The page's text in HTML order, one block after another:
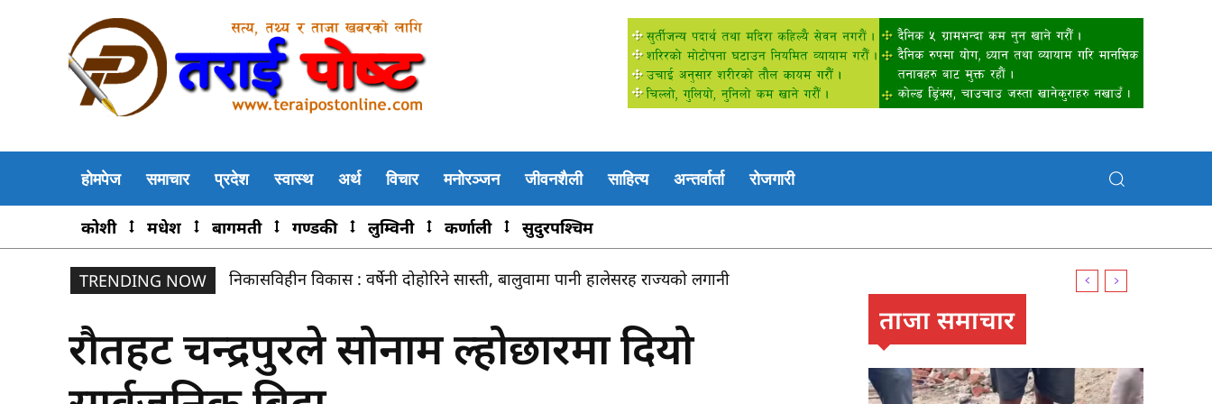
होमपेज समाचार प्रदेश स्वास्थ अर्थ विचार मनोरञ्जन जीवनशैली साहित्य अन्तर्वार्ता रोजगारी
कोशी मधेश बागमती गण्डकी लुम्विनी कर्णाली सुदुरपश्चिम
TRENDING NOW निकासविहीन विकास : वर्षेनी दोहोरिने सास्ती, बालुवामा पानी हालेसरह राज्यको लगानी
रौतहटमा तस्करले छाडेर भागेको सालको काठ बरामद
रौतहट चन्द्रपुरले सोनाम ल्होछारमा दियो
ताजा समाचार